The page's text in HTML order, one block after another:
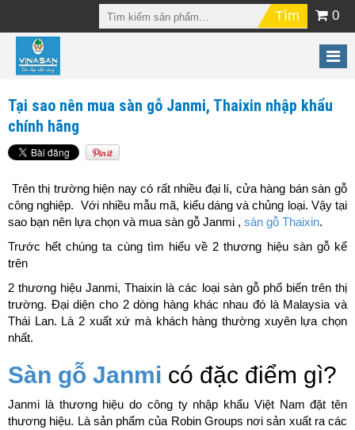
0
Tại sao nên mua sàn gỗ Janmi, Thaixin nhập khẩu
chính hãng
Trên thị trường hiện nay có rất nhiều đại lí, cửa hàng bán sàn gỗ
công nghiệp. Với nhiều mẫu mã, kiểu dáng và chủng loại. Vậy tại
sao bạn nên lựa chọn và mua sàn gỗ Janmi , sàn gỗ Thaixin.
Trước hết chúng ta cùng tìm hiểu về 2 thương hiệu sàn gỗ kể
trên
2 thương hiệu Janmi, Thaixin là các loại sàn gỗ phổ biến trên thị
trường. Đại diện cho 2 dòng hàng khác nhau đó là Malaysia và
Thái Lan. Là 2 xuất xứ mà khách hàng thường xuyên lựa chọn
nhất.
Sàn gỗ Janmi có đặc điểm gì?
Janmi là thương hiệu do công ty nhập khẩu Việt Nam đặt tên
thương hiệu. Là sản phẩm của Robin Groups nơi sản xuất ra các